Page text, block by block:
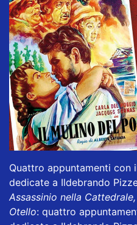
Quattro appuntamenti con
dedicate a Ildebrando
Assassinio nella
Otello: quattro